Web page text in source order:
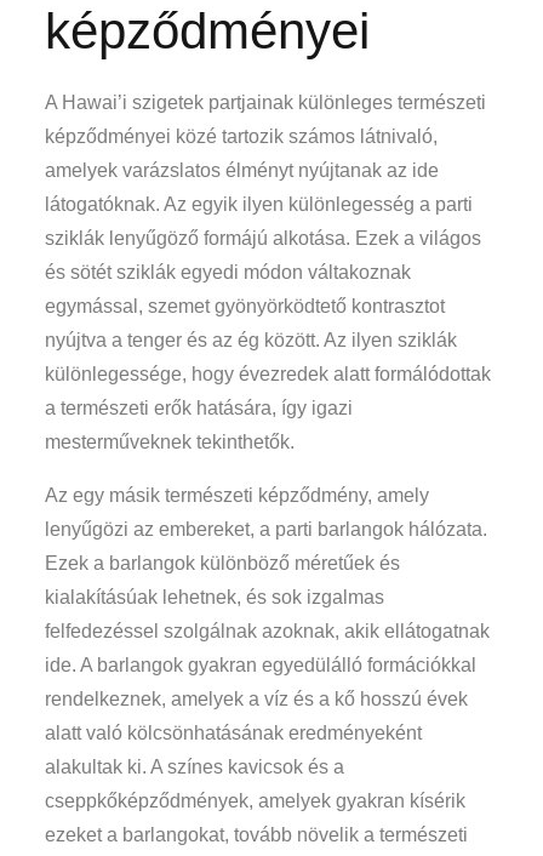
képződményei
A Hawai’i szigetek partjainak különleges természeti
képződményei közé tartozik számos látnivaló,
amelyek varázslatos élményt nyújtanak az ide
látogatóknak. Az egyik ilyen különlegesség a parti
sziklák lenyűgöző formájú alkotása. Ezek a világos
és sötét sziklák egyedi módon váltakoznak
egymással, szemet gyönyörködtető kontrasztot
nyújtva a tenger és az ég között. Az ilyen sziklák
különlegessége, hogy évezredek alatt formálódottak
a természeti erők hatására, így igazi
mesterműveknek tekinthetők.
Az egy másik természeti képződmény, amely
lenyűgözi az embereket, a parti barlangok hálózata.
Ezek a barlangok különböző méretűek és
kialakításúak lehetnek, és sok izgalmas
felfedezéssel szolgálnak azoknak, akik ellátogatnak
ide. A barlangok gyakran egyedülálló formációkkal
rendelkeznek, amelyek a víz és a kő hosszú évek
alatt való kölcsönhatásának eredményeként
alakultak ki. A színes kavicsok és a
cseppkőképződmények, amelyek gyakran kísérik
ezeket a barlangokat, tovább növelik a természeti